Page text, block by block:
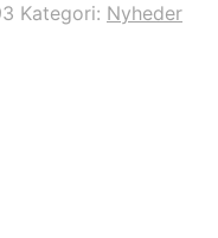
Kategori: Nyheder